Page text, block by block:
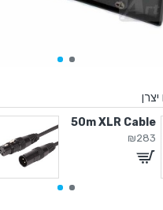
50m XLR Cable
₪283